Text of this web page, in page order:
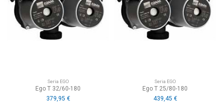
Seria EGO
Ego T 32/60-180
379,95 €
Seria EGO
Ego T 25/80-180
439,45 €